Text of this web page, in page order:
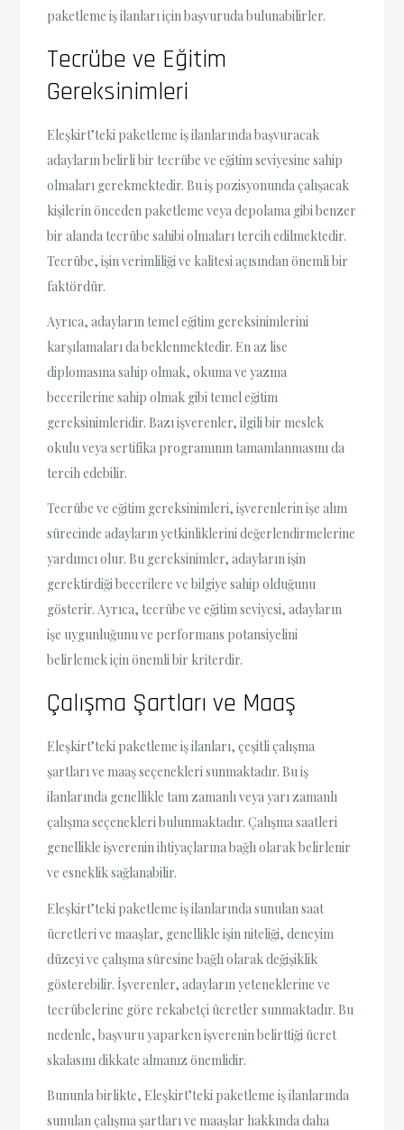
paketleme iş ilanları için başvuruda bulunabilirler.
Tecrübe ve Eğitim
Gereksinimleri
Eleşkirt’teki paketleme iş ilanlarında başvuracak
adayların belirli bir tecrübe ve eğitim seviyesine sahip
olmaları gerekmektedir. Bu iş pozisyonunda çalışacak
kişilerin önceden paketleme veya depolama gibi benzer
bir alanda tecrübe sahibi olmaları tercih edilmektedir.
Tecrübe, işin verimliliği ve kalitesi açısından önemli bir
faktördür.
Ayrıca, adayların temel eğitim gereksinimlerini
karşılamaları da beklenmektedir. En az lise
diplomasına sahip olmak, okuma ve yazma
becerilerine sahip olmak gibi temel eğitim
gereksinimleridir. Bazı işverenler, ilgili bir meslek
okulu veya sertifika programının tamamlanmasını da
tercih edebilir.
Tecrübe ve eğitim gereksinimleri, işverenlerin işe alım
sürecinde adayların yetkinliklerini değerlendirmelerine
yardımcı olur. Bu gereksinimler, adayların işin
gerektirdiği becerilere ve bilgiye sahip olduğunu
gösterir. Ayrıca, tecrübe ve eğitim seviyesi, adayların
işe uygunluğunu ve performans potansiyelini
belirlemek için önemli bir kriterdir.
Çalışma Şartları ve Maaş
Eleşkirt’teki paketleme iş ilanları, çeşitli çalışma
şartları ve maaş seçenekleri sunmaktadır. Bu iş
ilanlarında genellikle tam zamanlı veya yarı zamanlı
çalışma seçenekleri bulunmaktadır. Çalışma saatleri
genellikle işverenin ihtiyaçlarına bağlı olarak belirlenir
ve esneklik sağlanabilir.
Eleşkirt’teki paketleme iş ilanlarında sunulan saat
ücretleri ve maaşlar, genellikle işin niteliği, deneyim
düzeyi ve çalışma süresine bağlı olarak değişiklik
gösterebilir. İşverenler, adayların yeteneklerine ve
tecrübelerine göre rekabetçi ücretler sunmaktadır. Bu
nedenle, başvuru yaparken işverenin belirttiği ücret
skalasını dikkate almanız önemlidir.
Bununla birlikte, Eleşkirt’teki paketleme iş ilanlarında
sunulan çalışma şartları ve maaşlar hakkında daha